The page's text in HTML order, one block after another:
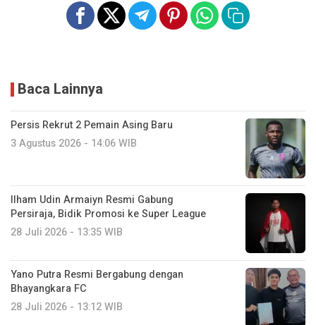
Baca Lainnya
Persis Rekrut 2 Pemain Asing Baru
3 Agustus 2026 - 14:06 WIB
Ilham Udin Armaiyn Resmi Gabung
Persiraja, Bidik Promosi ke Super League
28 Juli 2026 - 13:35 WIB
Yano Putra Resmi Bergabung dengan
Bhayangkara FC
28 Juli 2026 - 13:12 WIB